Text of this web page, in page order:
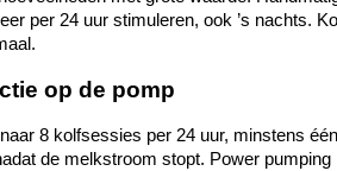
per 24 uur stimuleren, ook ’s nachts.
op de pomp
8 kolfsessies per 24 uur, minstens
de melkstroom stopt. Power